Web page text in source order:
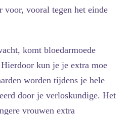
voor, vooral tegen het einde
komt bloedarmoede
kun je je extra moe
worden tijdens je hele
door je verloskundige. Het
vrouwen extra